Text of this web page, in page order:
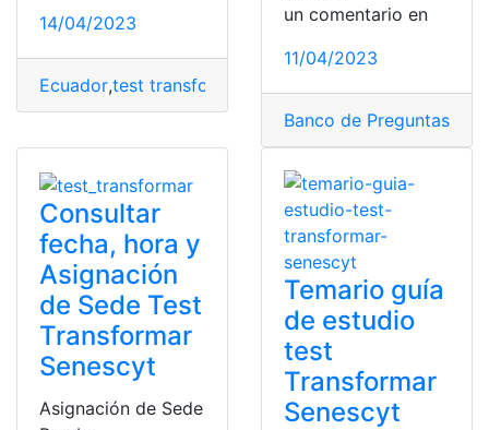
14/04/2023
Ecuador,test transformar
un comentario en
11/04/2023
Banco de Preguntas
Consultar
fecha, hora y
Asignación
de Sede Test
Transformar
Senescyt
Asignación de Sede
Temario guía
de estudio
test
Transformar
Senescyt